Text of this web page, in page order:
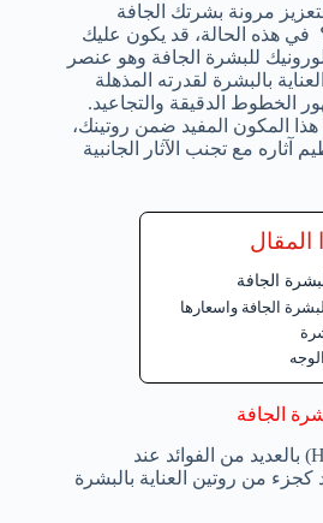
مرونة بشرتك الجافة
هذه الحالة، قد يكون عليك
للبشرة الجافة وهو عنصر
بالبشرة لقدرته المذهلة
الخطوط الدقيقة والتجاعيد.
المكون المفيد ضمن روتينك،
آثاره مع تجنب الآثار الجانبية
الجافة
الجافة واسعارها
الجافة
(HA) بالعديد من الفوائد عند
من روتين العناية بالبشرة